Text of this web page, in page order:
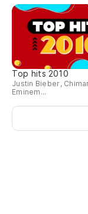
Top hits 2010
Justin Bieber,
Eminem...